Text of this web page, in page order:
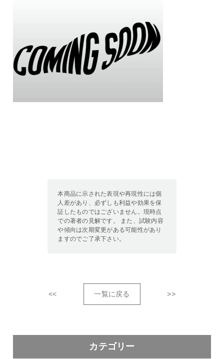
本商品に示された表現や再現性には個
人差があり、必ずしも利益や効果を保
証したものではございません。現時点
での著者の見解です。 また、試験内容
や傾向は次期変更がある可能性があり
ますのでご了承下さい。
<< 一覧に戻る >>
カテゴリー